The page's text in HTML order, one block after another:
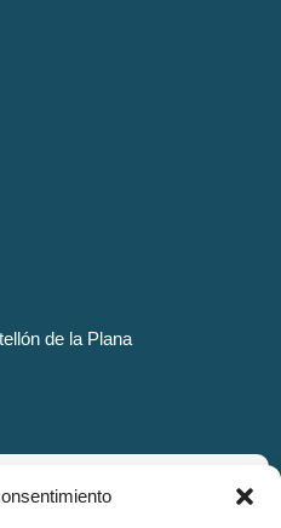
de la Plana